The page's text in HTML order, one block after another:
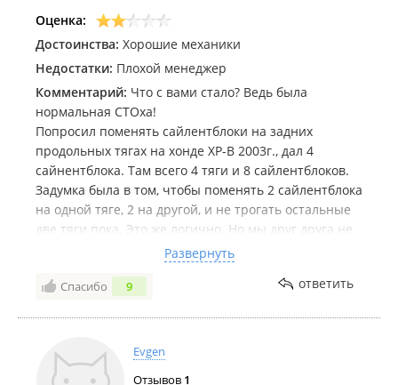
Оценка:
Достоинства: Хорошие механики
Недостатки: Плохой менеджер
Комментарий: Что с вами стало? Ведь была
нормальная СТОха!
Попросил поменять сайлентблоки на задних
продольных тягах на хонде ХР-В 2003г., дал 4
сайнентблока. Там всего 4 тяги и 8 сайлентблоков.
Задумка была в том, чтобы поменять 2 сайлентблока
на одной тяге, 2 на другой, и не трогать остальные
две тяги пока. Это же логично. Но мы друг друга не
поняли, и в итоге они поменяли по одному
сайлентблоку на каждой из четырех тяг. Они что
издеваются?? И не поленились же снимать все 4
конкретно тягах менять,упустил момент... Видимо
этим и воспользовались. Почему без моего ведома
Развернуть
Спасибо 9 ответить
Evgen
Отзывов 1